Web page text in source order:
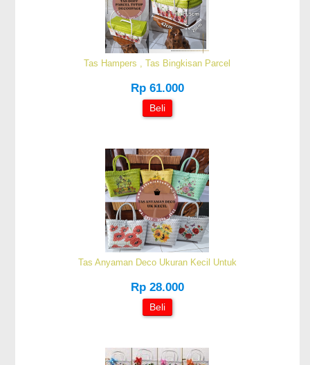
Tas Hampers , Tas Bingkisan Parcel
Rp 61.000
Beli
Tas Anyaman Deco Ukuran Kecil Untuk
Rp 28.000
Beli